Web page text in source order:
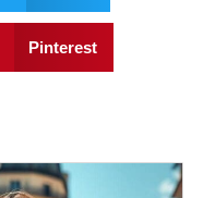
Pinterest